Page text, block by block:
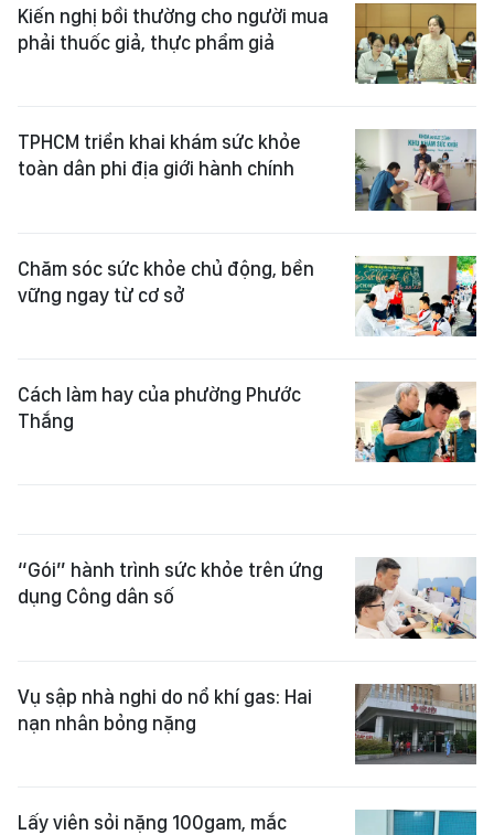
Kiến nghị bồi thường cho người mua
phải thuốc giả, thực phẩm giả
TPHCM triển khai khám sức khỏe
toàn dân phi địa giới hành chính
Chăm sóc sức khỏe chủ động, bền
vững ngay từ cơ sở
Cách làm hay của phường Phước
Thắng
“Gói” hành trình sức khỏe trên ứng
dụng Công dân số
Vụ sập nhà nghi do nổ khí gas: Hai
nạn nhân bỏng nặng
Lấy viên sỏi nặng 100gam, mắc